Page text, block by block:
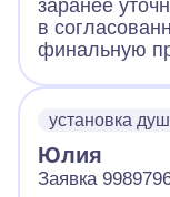
заранее
в
финальную
установка
Юлия
Заявка